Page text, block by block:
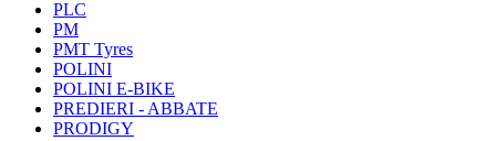
PLC
PM
PMT Tyres
POLINI
POLINI E-BIKE
PREDIERI - ABBATE
PRODIGY